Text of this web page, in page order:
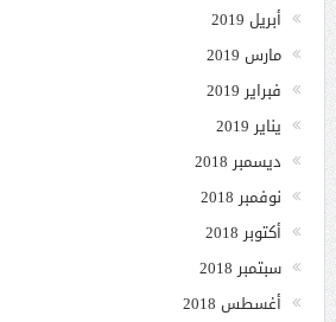
أبريل 2019
مارس 2019
فبراير 2019
يناير 2019
ديسمبر 2018
نوفمبر 2018
أكتوبر 2018
سبتمبر 2018
أغسطس 2018